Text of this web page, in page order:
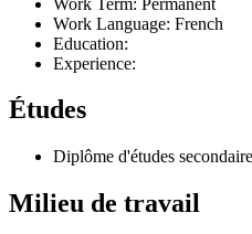
Work Language: French
Education:
Experience:
Études
Diplôme d'études
Milieu de travail